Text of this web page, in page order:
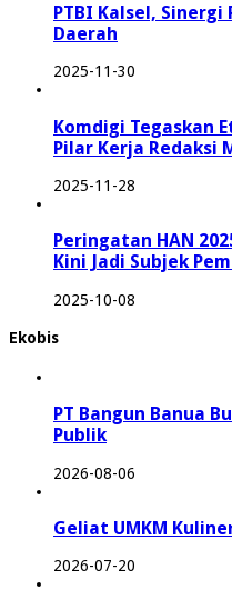
PTBI Kalsel, Sinergi
Daerah
2025-11-30
Komdigi Tegaskan
Pilar Kerja Redaksi
2025-11-28
Peringatan HAN
Kini Jadi Subjek
2025-10-08
Ekobis
PT Bangun Banua
Publik
2026-08-06
Geliat UMKM
2026-07-20